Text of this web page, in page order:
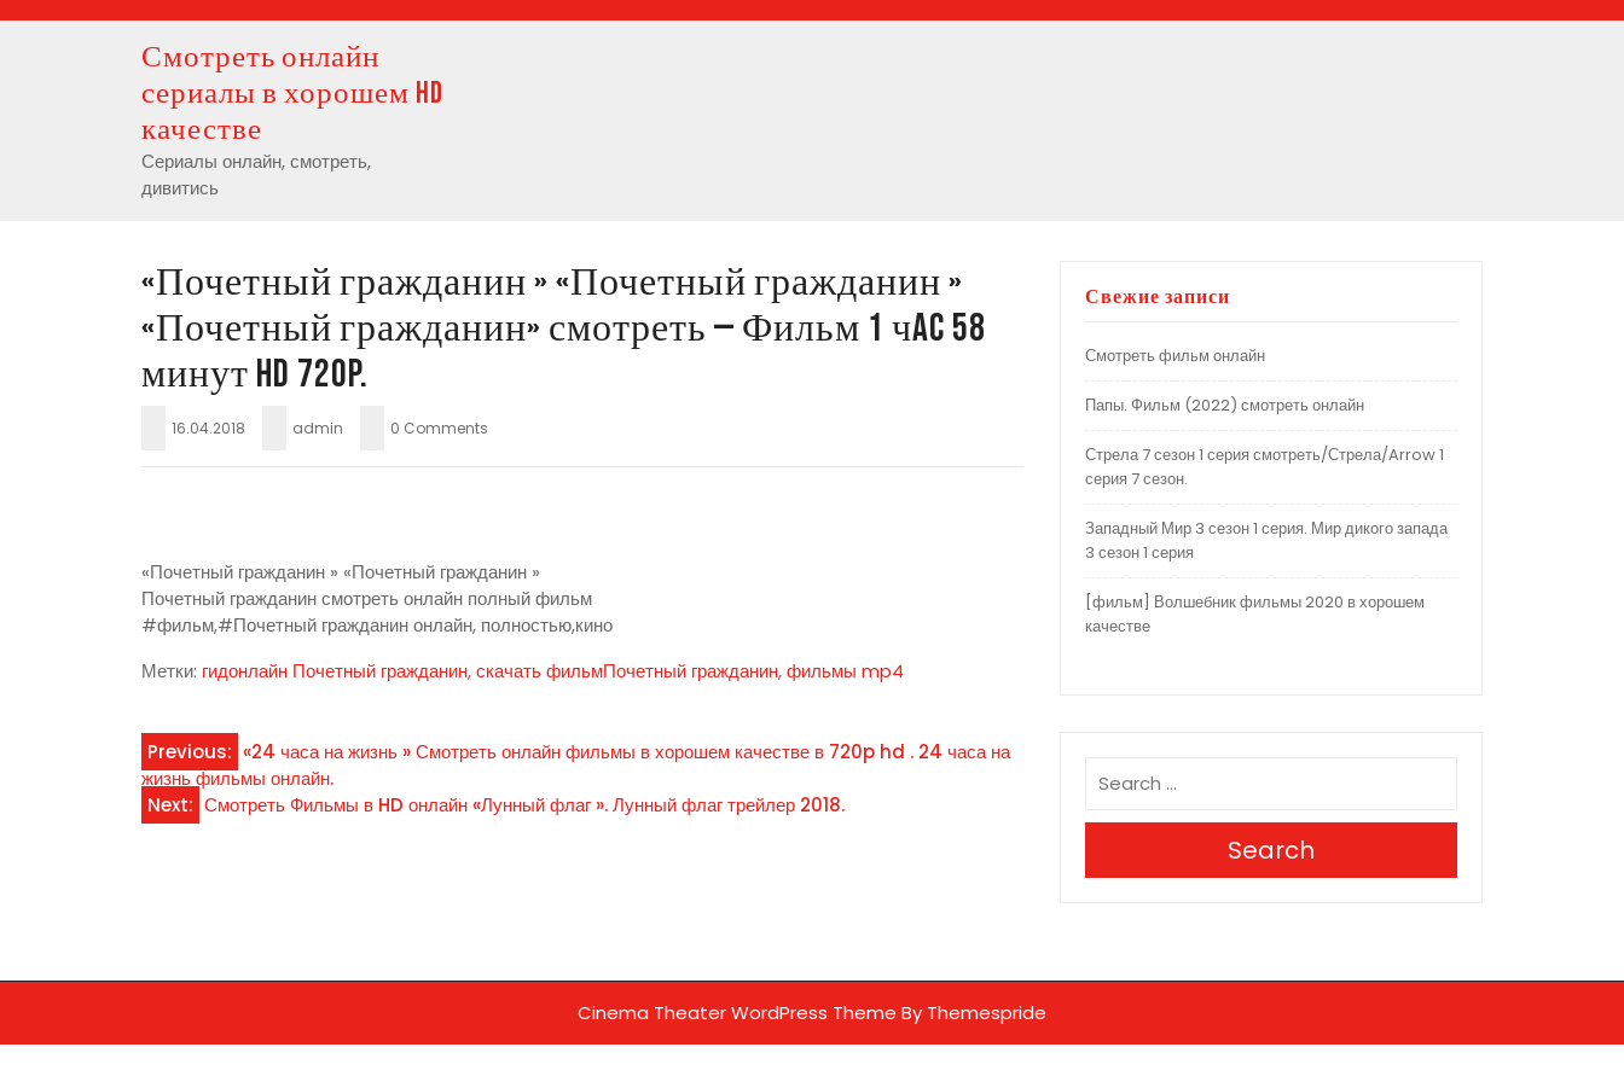
Смотреть онлайн
сериалы в хорошем HD
качестве
Сериалы онлайн, смотреть,
дивитись
«Почетный гражданин » «Почетный гражданин »
«Почетный гражданин» смотреть — Фильм 1 чac 58
минут HD 720p.
16.04.2018 admin 0 Comments
«Почетный гражданин » «Почетный гражданин »
Почетный гражданин смотреть онлайн полный фильм
#фильм,#Почетный гражданин онлайн, полностью,кино
Метки: гидонлайн Почетный гражданин,скачать фильмПочетный гражданин,фильмы mp4
Навигация
по
Previous: «24 часа на жизнь » Смотреть онлайн фильмы в хорошем качестве в 720p hd . 24 часа на
жизнь фильмы онлайн.
Next: Смотреть Фильмы в HD онлайн «Лунный флаг ». Лунный флаг трейлер 2018.
Свежие записи
Смотреть фильм онлайн
Папы. Фильм (2022) смотреть онлайн
Стрела 7 сезон 1 серия смотреть/Стрела/Arrow 1
серия 7 сезон.
Западный Мир 3 сезон 1 серия. Мир дикого запада
3 сезон 1 серия
[фильм] Волшебник фильмы 2020 в хорошем
качестве
Search
Cinema Theater WordPress Theme By Themespride